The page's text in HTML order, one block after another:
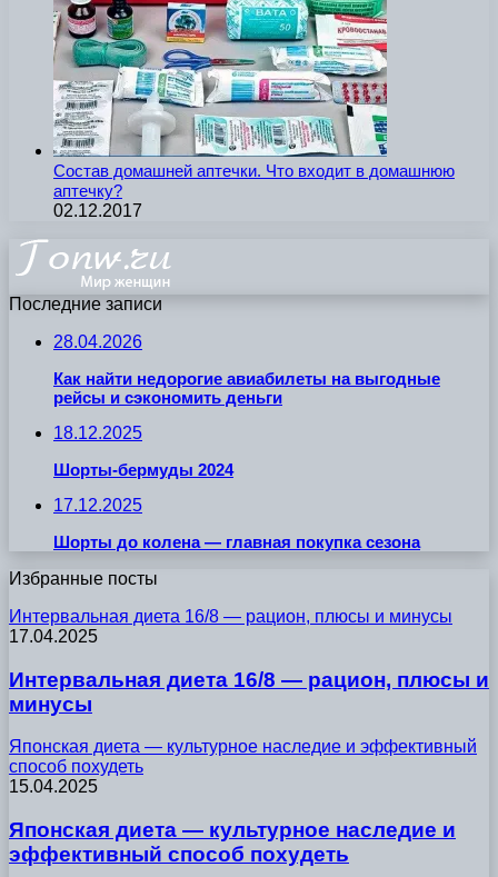
Состав домашней аптечки. Что входит в домашнюю
аптечку?
02.12.2017
Последние записи
28.04.2026
Как найти недорогие авиабилеты на выгодные
рейсы и сэкономить деньги
18.12.2025
Шорты-бермуды 2024
17.12.2025
Шорты до колена — главная покупка сезона
Избранные посты
Интервальная диета 16/8 — рацион, плюсы и минусы
17.04.2025
Интервальная диета 16/8 — рацион, плюсы и
минусы
Японская диета — культурное наследие и эффективный
способ похудеть
15.04.2025
Японская диета — культурное наследие и
эффективный способ похудеть